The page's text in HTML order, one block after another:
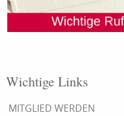
Wichtige Links
MITGLIED WERDEN